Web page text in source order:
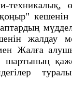
техникалық,
жалдау
Жалға
шартының